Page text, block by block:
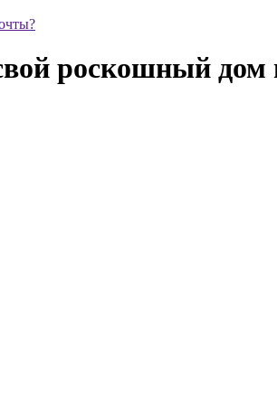
роскошный дом